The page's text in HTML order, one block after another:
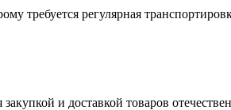
требуется регулярная
и доставкой товаров